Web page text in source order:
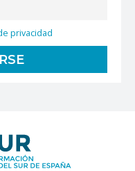
privacidad